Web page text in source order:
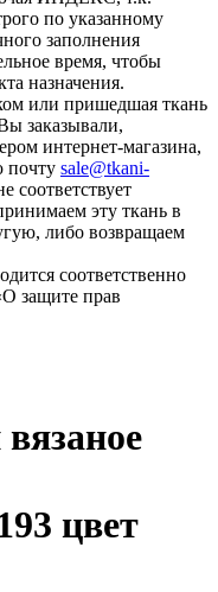
по указанному
заполнения
время, чтобы
назначения.
или пришедшая ткань
заказывали,
интернет-магазина,
почту sale@tkani-
соответствует
эту ткань в
либо возвращаем
соответственно
защите прав
цвет